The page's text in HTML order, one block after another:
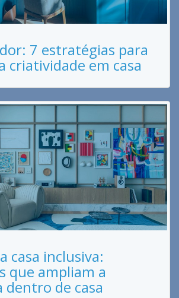
7 estratégias para
criatividade em casa
casa inclusiva:
que ampliam a
de casa